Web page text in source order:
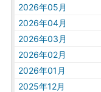
2026年05月
2026年04月
2026年03月
2026年02月
2026年01月
2025年12月